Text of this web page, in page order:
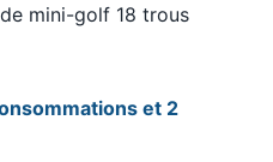
mini-golf 18 trous
et 2